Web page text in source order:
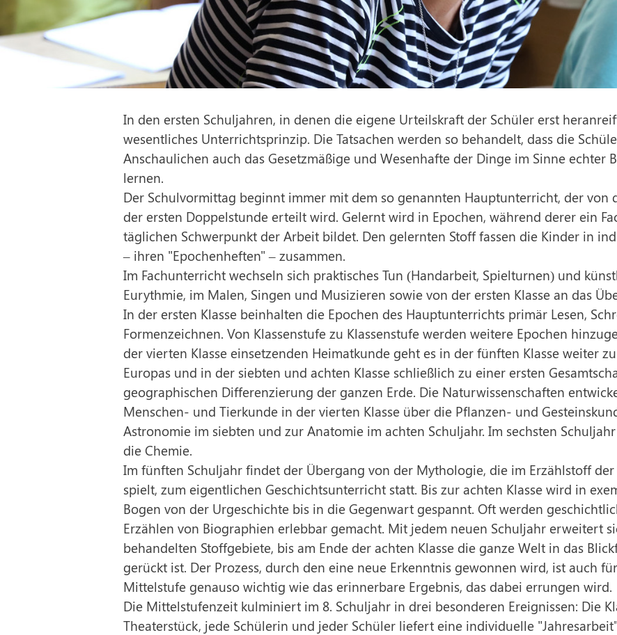
In den ersten Schuljahren, in denen die eigene Urteilskraft der Schüler erst
wesentliches Unterrichtsprinzip. Die Tatsachen werden so behandelt, dass die
Anschaulichen auch das Gesetzmäßige und Wesenhafte der Dinge im Sinne echter
lernen.
Der Schulvormittag beginnt immer mit dem so genannten Hauptunterricht, der von
der ersten Doppelstunde erteilt wird. Gelernt wird in Epochen, während derer ein
täglichen Schwerpunkt der Arbeit bildet. Den gelernten Stoff fassen die Kinder in
– ihren "Epochenheften" – zusammen.
Im Fachunterricht wechseln sich praktisches Tun (Handarbeit, Spielturnen) und
Eurythmie, im Malen, Singen und Musizieren sowie von der ersten Klasse an das
In der ersten Klasse beinhalten die Epochen des Hauptunterrichts primär Lesen,
Formenzeichnen. Von Klassenstufe zu Klassenstufe werden weitere Epochen
der vierten Klasse einsetzenden Heimatkunde geht es in der fünften Klasse weiter
Europas und in der siebten und achten Klasse schließlich zu einer ersten
geographischen Differenzierung der ganzen Erde. Die Naturwissenschaften
Menschen- und Tierkunde in der vierten Klasse über die Pflanzen- und
Astronomie im siebten und zur Anatomie im achten Schuljahr. Im sechsten
die Chemie.
Im fünften Schuljahr findet der Übergang von der Mythologie, die im Erzählstoff
spielt, zum eigentlichen Geschichtsunterricht statt. Bis zur achten Klasse wird in
Bogen von der Urgeschichte bis in die Gegenwart gespannt. Oft werden
Erzählen von Biographien erlebbar gemacht. Mit jedem neuen Schuljahr erweitert
behandelten Stoffgebiete, bis am Ende der achten Klasse die ganze Welt in das
gerückt ist. Der Prozess, durch den eine neue Erkenntnis gewonnen wird, ist auch
Mittelstufe genauso wichtig wie das erinnerbare Ergebnis, das dabei errungen wird.
Die Mittelstufenzeit kulminiert im 8. Schuljahr in drei besonderen Ereignissen: Die
Theaterstück, jede Schülerin und jeder Schüler liefert eine individuelle